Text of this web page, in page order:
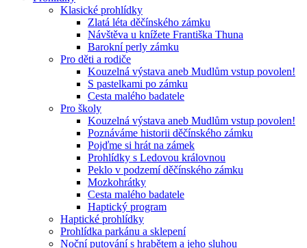
Klasické prohlídky
Zlatá léta děčínského zámku
Návštěva u knížete Františka Thuna
Barokní perly zámku
Pro děti a rodiče
Kouzelná výstava aneb Mudlům vstup povolen!
S pastelkami po zámku
Cesta malého badatele
Pro školy
Kouzelná výstava aneb Mudlům vstup povolen!
Poznáváme historii děčínského zámku
Pojďme si hrát na zámek
Prohlídky s Ledovou královnou
Peklo v podzemí děčínského zámku
Mozkohrátky
Cesta malého badatele
Haptický program
Haptické prohlídky
Prohlídka parkánu a sklepení
Noční putování s hrabětem a jeho sluhou